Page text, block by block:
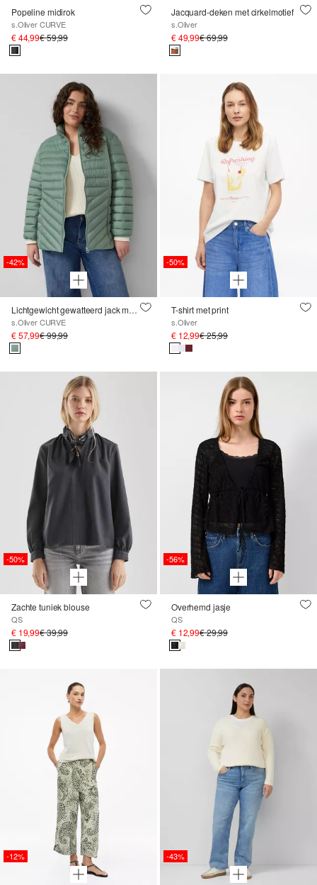
Popeline midirok
s.Oliver CURVE
€ 44,99€ 59,99
Jacquard-deken met cirkelmotief
s.Oliver
€ 49,99€ 69,99
-42%
Lichtgewicht gewatteerd jack met pakfunctie
s.Oliver CURVE
€ 57,99€ 99,99
-50%
T-shirt met print
s.Oliver
€ 12,99€ 25,99
-50%
Zachte tuniek blouse
QS
€ 19,99€ 39,99
-56%
Overhemd jasje
QS
€ 12,99€ 29,99
-12% -43%